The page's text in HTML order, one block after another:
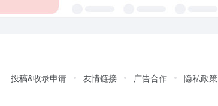
投稿&收录申请 友情链接 广告合作 隐私政策